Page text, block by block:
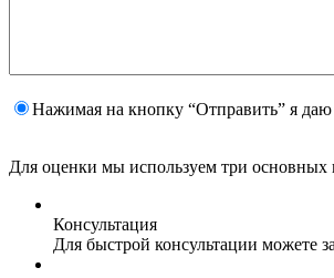
Нажимая на кнопку “Отправить” я даю
Для оценки мы используем три основных
Консультация
Для быстрой консультации можете